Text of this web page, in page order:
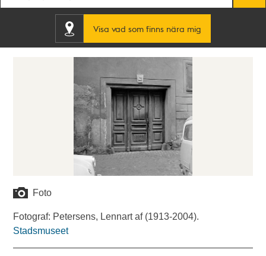
Visa vad som finns nära mig
Foto
Fotograf: Petersens, Lennart af (1913-2004).
Stadsmuseet